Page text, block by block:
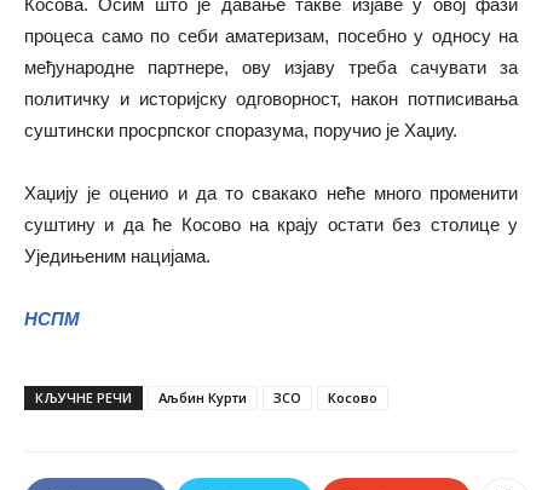
процеса само по себи аматеризам, посебно у односу на
међународне партнере, ову изјаву треба сачувати за
политичку и историјску одговорност, након потписивања
суштински просрпског споразума, поручио је Хаџиу.
Хаџију је оценио и да то свакако неће много променити
суштину и да ће Косово на крају остати без столице у
Уједињеним нацијама.
НСПМ
КЉУЧНЕ РЕЧИ Аљбин Курти ЗСО Косово